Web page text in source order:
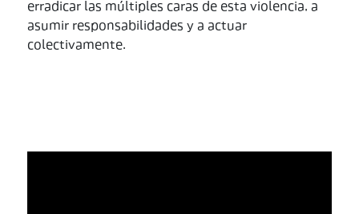
erradicar las múltiples caras de esta violencia, a
asumir responsabilidades y a actuar
colectivamente.